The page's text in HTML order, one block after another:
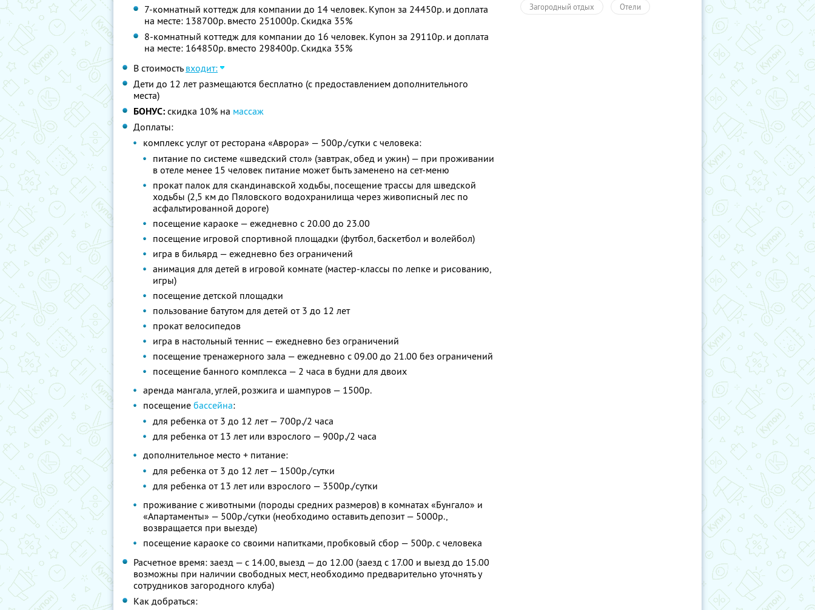
7-комнатный коттедж для компании до 14 человек. Купон за 24450р. и доплата
на месте: 138700р. вместо 251000р. Скидка 35%
8-комнатный коттедж для компании до 16 человек. Купон за 29110р. и доплата
на месте: 164850р. вместо 298400р. Скидка 35%
В стоимость входит:
Дети до 12 лет размещаются бесплатно (с предоставлением дополнительного
места)
БОНУС: скидка 10% на массаж
Доплаты:
комплекс услуг от ресторана «Аврора» — 500р./сутки с человека:
питание по системе «шведский стол» (завтрак, обед и ужин) — при проживании
в отеле менее 15 человек питание может быть заменено на сет-меню
прокат палок для скандинавской ходьбы, посещение трассы для шведской
ходьбы (2,5 км до Пяловского водохранилища через живописный лес по
асфальтированной дороге)
посещение караоке — ежедневно с 20.00 до 23.00
посещение игровой спортивной площадки (футбол, баскетбол и волейбол)
игра в бильярд — ежедневно без ограничений
анимация для детей в игровой комнате (мастер-классы по лепке и рисованию,
игры)
посещение детской площадки
пользование батутом для детей от 3 до 12 лет
прокат велосипедов
игра в настольный теннис — ежедневно без ограничений
посещение тренажерного зала — ежедневно с 09.00 до 21.00 без ограничений
посещение банного комплекса — 2 часа в будни для двоих
аренда мангала, углей, розжига и шампуров — 1500р.
посещение бассейна:
для ребенка от 3 до 12 лет — 700р./2 часа
для ребенка от 13 лет или взрослого — 900р./2 часа
дополнительное место + питание:
для ребенка от 3 до 12 лет — 1500р./сутки
для ребенка от 13 лет или взрослого — 3500р./сутки
проживание с животными (породы средних размеров) в комнатах «Бунгало» и
«Апартаменты» — 500р./сутки (необходимо оставить депозит — 5000р.,
возвращается при выезде)
посещение караоке со своими напитками, пробковый сбор — 500р. с человека
Расчетное время: заезд — с 14.00, выезд — до 12.00 (заезд с 17.00 и выезд до 15.00
возможны при наличии свободных мест, необходимо предварительно уточнять у
сотрудников загородного клуба)
Как добраться:
Загородный отдых Отели